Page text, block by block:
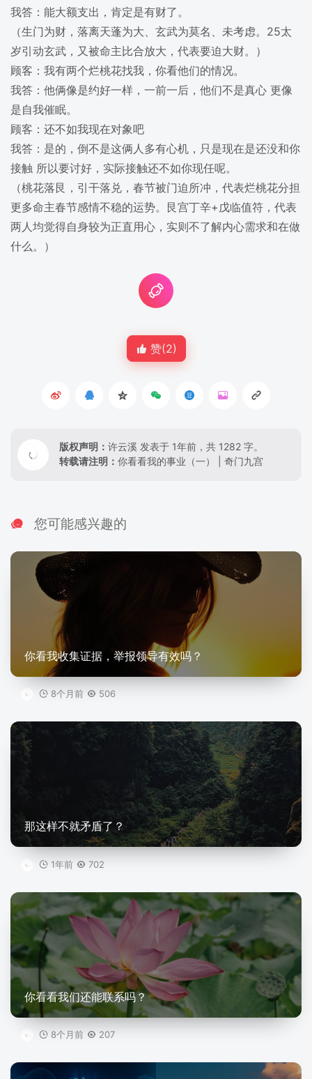
我答：能大额支出，肯定是有财了。
（生门为财，落离天蓬为大、玄武为莫名、未考虑。25太
岁引动玄武，又被命主比合放大，代表要迫大财。）
顾客：我有两个烂桃花找我，你看他们的情况。
我答：他俩像是约好一样，一前一后，他们不是真心 更像
是自我催眠。
顾客：还不如我现在对象吧
我答：是的，倒不是这俩人多有心机，只是现在是还没和你
接触 所以要讨好，实际接触还不如你现任呢。
（桃花落艮，引干落兑，春节被门迫所冲，代表烂桃花分担
更多命主春节感情不稳的运势。艮宫丁辛+戊临值符，代表
两人均觉得自身较为正直用心，实则不了解内心需求和在做
什么。）
赞(2)
版权声明： 许云溪 发表于 1年前，共 1282 字。
转载请注明： 你看看我的事业（一） | 奇门九宫
您可能感兴趣的
你看我收集证据，举报领导有效吗？
8个月前 506
那这样不就矛盾了？
1年前 702
你看看我们还能联系吗？
8个月前 207